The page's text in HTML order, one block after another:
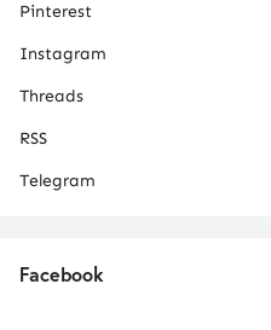
Pinterest
Instagram
Threads
RSS
Telegram
Facebook